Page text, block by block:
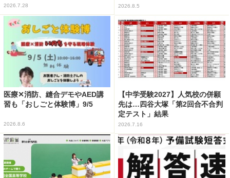
2026.7.28 2026.8.5
医療✕消防、縫合デモやAED講
習も「おしごと体験博」9/5
2026.8.6
【中学受験2027】人気校の併願
先は…四谷大塚「第2回合不合判
定テスト」結果
2026.7.16